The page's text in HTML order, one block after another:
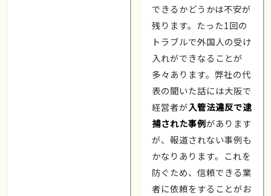
できるかどうかは不安が
残ります。たった1回の
トラブルで外国人の受け
入れができなることが
多々あります。弊社の代
表の聞いた話には大阪で
経営者が入管法違反で逮
捕された事例があります
が、報道されない事例も
かなりあります。これを
防ぐため、信頼できる業
者に依頼をすることがお